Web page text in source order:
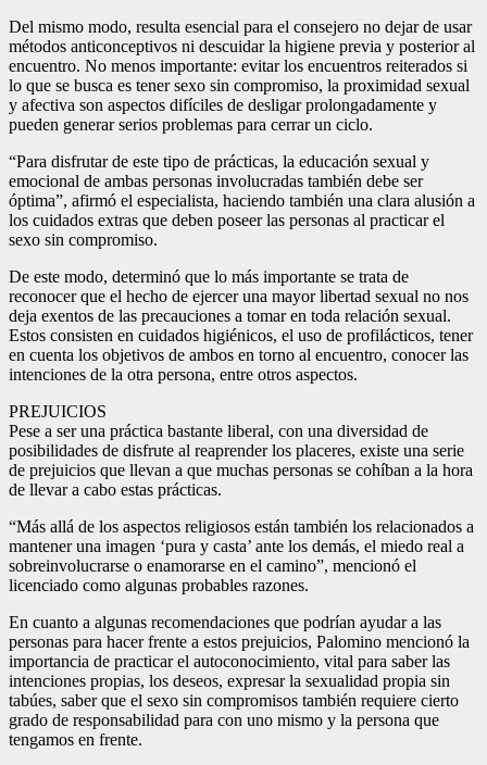
Del mismo modo, resulta esencial para el consejero no dejar de usar
métodos anticonceptivos ni descuidar la higiene previa y posterior al
encuentro. No menos importante: evitar los encuentros reiterados si
lo que se busca es tener sexo sin compromiso, la proximidad sexual
y afectiva son aspectos difíciles de desligar prolongadamente y
pueden generar serios problemas para cerrar un ciclo.
“Para disfrutar de este tipo de prácticas, la educación sexual y
emocional de ambas personas involucradas también debe ser
óptima”, afirmó el especialista, haciendo también una clara alusión a
los cuidados extras que deben poseer las personas al practicar el
sexo sin compromiso.
De este modo, determinó que lo más importante se trata de
reconocer que el hecho de ejercer una mayor libertad sexual no nos
deja exentos de las precauciones a tomar en toda relación sexual.
Estos consisten en cuidados higiénicos, el uso de profilácticos, tener
en cuenta los objetivos de ambos en torno al encuentro, conocer las
intenciones de la otra persona, entre otros aspectos.
PREJUICIOS
Pese a ser una práctica bastante liberal, con una diversidad de
posibilidades de disfrute al reaprender los placeres, existe una serie
de prejuicios que llevan a que muchas personas se cohíban a la hora
de llevar a cabo estas prácticas.
“Más allá de los aspectos religiosos están también los relacionados a
mantener una imagen ‘pura y casta’ ante los demás, el miedo real a
sobreinvolucrarse o enamorarse en el camino”, mencionó el
licenciado como algunas probables razones.
En cuanto a algunas recomendaciones que podrían ayudar a las
personas para hacer frente a estos prejuicios, Palomino mencionó la
importancia de practicar el autoconocimiento, vital para saber las
intenciones propias, los deseos, expresar la sexualidad propia sin
tabúes, saber que el sexo sin compromisos también requiere cierto
grado de responsabilidad para con uno mismo y la persona que
tengamos en frente.